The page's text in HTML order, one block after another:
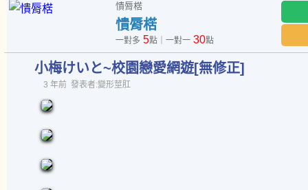
憒脣楛
憒脣楛
一對多 5點｜一對一30點
小梅けいと~校園戀愛網遊[無修正]
3 年前 發表者:變形莖肛